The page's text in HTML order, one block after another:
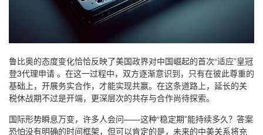
鲁比奥的态度变化恰恰反映了美国政界对中国崛起的首次“适应”皇冠
登3代理申请 。在这一过程中，双方逐渐意识到，只有在彼此尊重的
基础上，开展务实合作，才能实现共赢。在这条道路上，延长的关
税休战期不过是开端，更深层次的共存与合作尚待探索。
国际形势瞬息万变，许多人会问——这种“稳定期”能持续多久？答案
恐怕没有明确的时间框架，但可以肯定的是，未来的中美关系将充